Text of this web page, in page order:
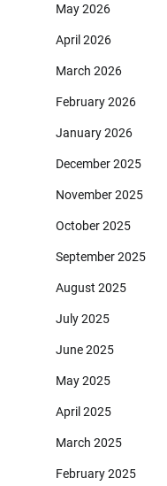
May 2026
April 2026
March 2026
February 2026
January 2026
December 2025
November 2025
October 2025
September 2025
August 2025
July 2025
June 2025
May 2025
April 2025
March 2025
February 2025